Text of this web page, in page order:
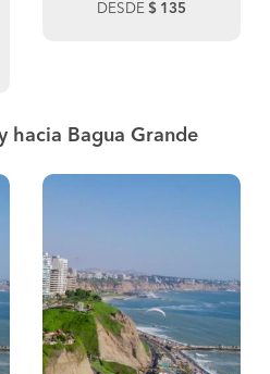
DESDE $ 135
hacia Bagua Grande